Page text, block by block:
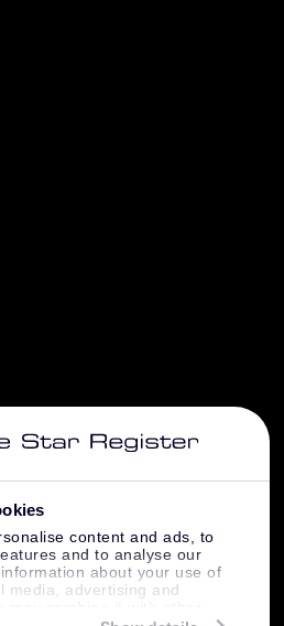
content and ads, to
and to analyse our
about your use of
media, advertising and